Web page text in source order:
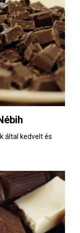
által kedvelt és